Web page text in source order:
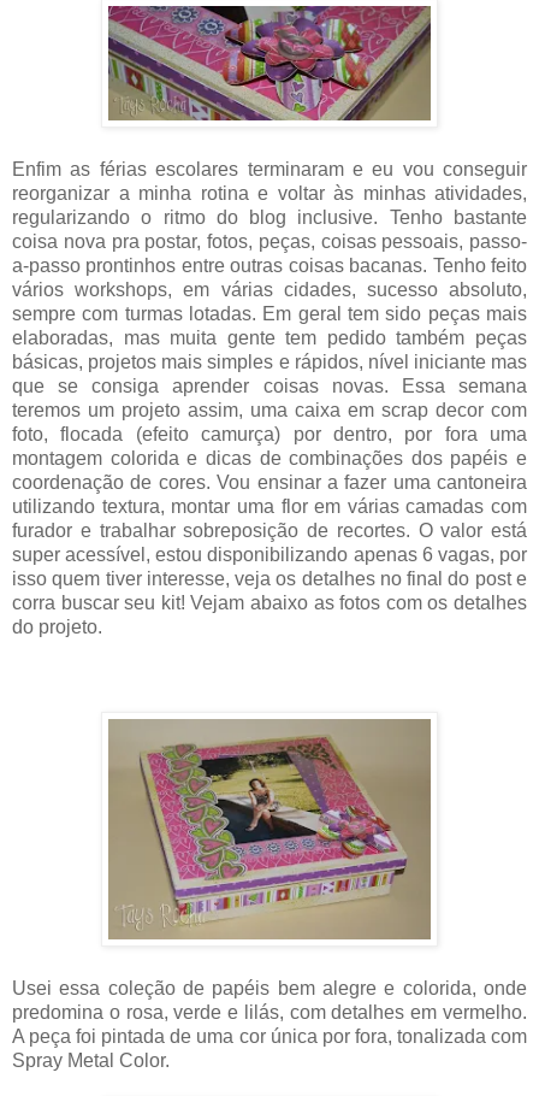
Enfim as férias escolares terminaram e eu vou conseguir
reorganizar a minha rotina e voltar às minhas atividades,
regularizando o ritmo do blog inclusive. Tenho bastante
coisa nova pra postar, fotos, peças, coisas pessoais, passo-
a-passo prontinhos entre outras coisas bacanas. Tenho feito
vários workshops, em várias cidades, sucesso absoluto,
sempre com turmas lotadas. Em geral tem sido peças mais
elaboradas, mas muita gente tem pedido também peças
básicas, projetos mais simples e rápidos, nível iniciante mas
que se consiga aprender coisas novas. Essa semana
teremos um projeto assim, uma caixa em scrap decor com
foto, flocada (efeito camurça) por dentro, por fora uma
montagem colorida e dicas de combinações dos papéis e
coordenação de cores. Vou ensinar a fazer uma cantoneira
utilizando textura, montar uma flor em várias camadas com
furador e trabalhar sobreposição de recortes. O valor está
super acessível, estou disponibilizando apenas 6 vagas, por
isso quem tiver interesse, veja os detalhes no final do post e
corra buscar seu kit! Vejam abaixo as fotos com os detalhes
do projeto.
Usei essa coleção de papéis bem alegre e colorida, onde
predomina o rosa, verde e lilás, com detalhes em vermelho.
A peça foi pintada de uma cor única por fora, tonalizada com
Spray Metal Color.